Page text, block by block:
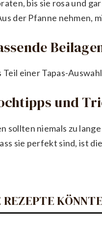
bis sie rosa und
der Pfanne nehmen,
Teil einer Tapas-
und
sollten niemals zu
sie perfekt sind, ist
REZEPTE